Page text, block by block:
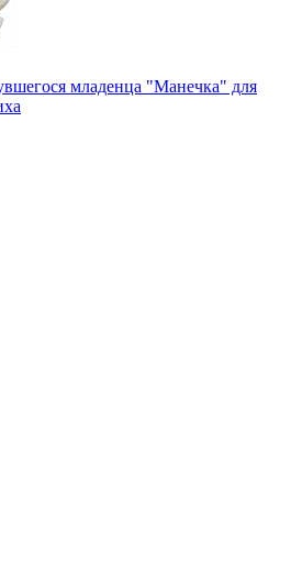
младенца "Манечка" для